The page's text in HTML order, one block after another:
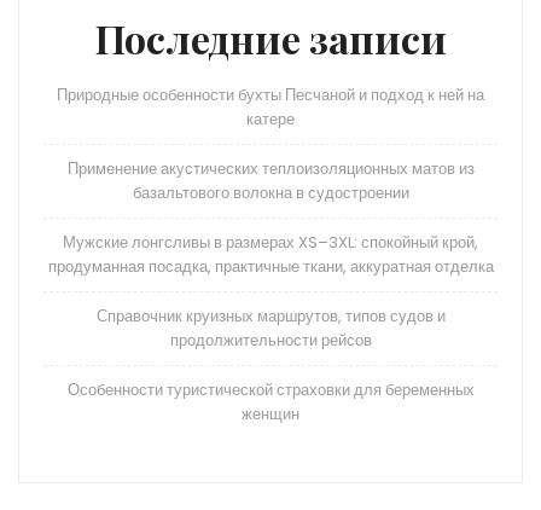
Последние записи
Природные особенности бухты Песчаной и подход к ней на
катере
Применение акустических теплоизоляционных матов из
базальтового волокна в судостроении
Мужские лонгсливы в размерах XS–3XL: спокойный крой,
продуманная посадка, практичные ткани, аккуратная отделка
Справочник круизных маршрутов, типов судов и
продолжительности рейсов
Особенности туристической страховки для беременных
женщин